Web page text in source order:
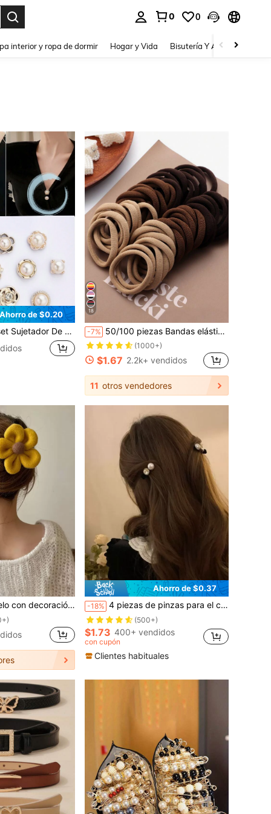
0 0
interior y ropa de dormir Hogar y Vida Bisutería Y Accesorios
de $0.20
De Coser, Cinturilla Ajustable, Broche De Perlas Para Ropa Y Vestido
18
-7% 50/100 piezas Bandas elásticas básicas para el cabello de mujer, diseño minimalista para uso diario, belleza, accesorios para el cabello
(1000+)
$1.67 2.2k+ vendidos
11 otros vendedores
accesorios escolares, atuendos de vacaciones para mujer, accesorios para el cabello, accesorios para la cabeza, pasador de pelo, verano, vacaciones, viaje
Ahorro de $0.37
-18% 4 piezas de pinzas para el cabello con decoración de perlas falsas blancas, accesorios elegantes para el cabello de mujer, pinzas de garra, pasadores para el cabello, artículos escolares, accesorios para el cabello con perlas, accesorios para la cabeza, horquillas
(500+)
$1.73 400+ vendidos
con cupón
Clientes habituales